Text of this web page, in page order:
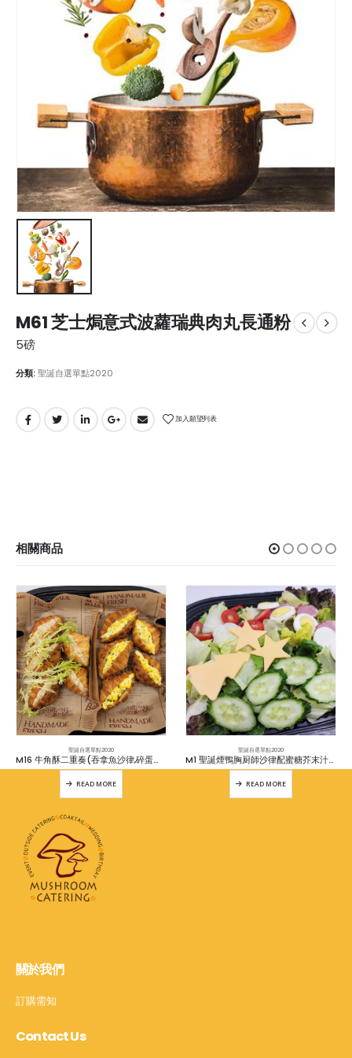
M61 芝士焗意式波蘿瑞典肉丸長通粉
5磅
分類:聖誕自選單點2020
加入願望列表
相關商品
聖誕自選單點2020
M16 牛角酥二重奏(吞拿魚沙律,碎蛋沙律各6件)
READ MORE
聖誕自選單點2020
M1 聖誕煙鴨胸厨師沙律配蜜糖芥末汁(煙鴨胸,火腿,芝士,蛋片,車厘茄,青瓜,美國生菜)
READ MORE
關於我們
訂購需知
Contact Us